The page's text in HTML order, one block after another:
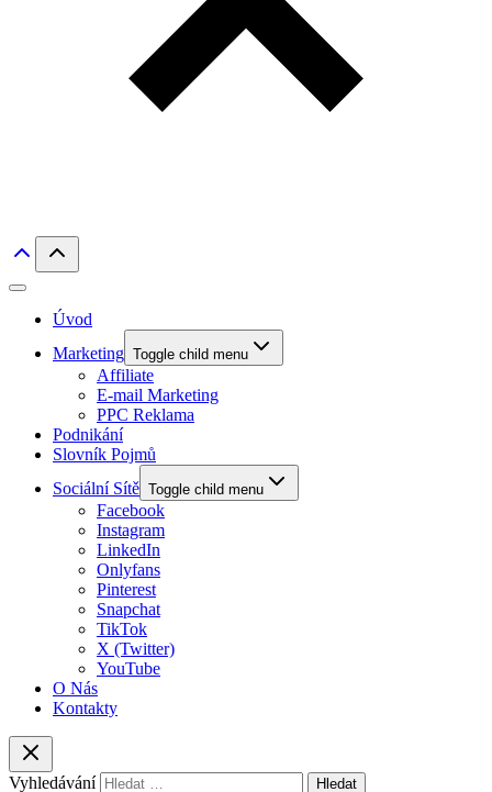
Úvod
Marketing Toggle child menu
Affiliate
E-mail Marketing
PPC Reklama
Podnikání
Slovník Pojmů
Sociální Sítě Toggle child menu
Facebook
Instagram
LinkedIn
Onlyfans
Pinterest
Snapchat
TikTok
X (Twitter)
YouTube
O Nás
Kontakty
Vyhledávání